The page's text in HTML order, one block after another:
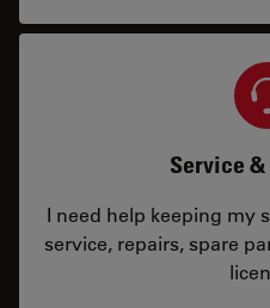
Service
I need help keeping my
service, repairs, spare